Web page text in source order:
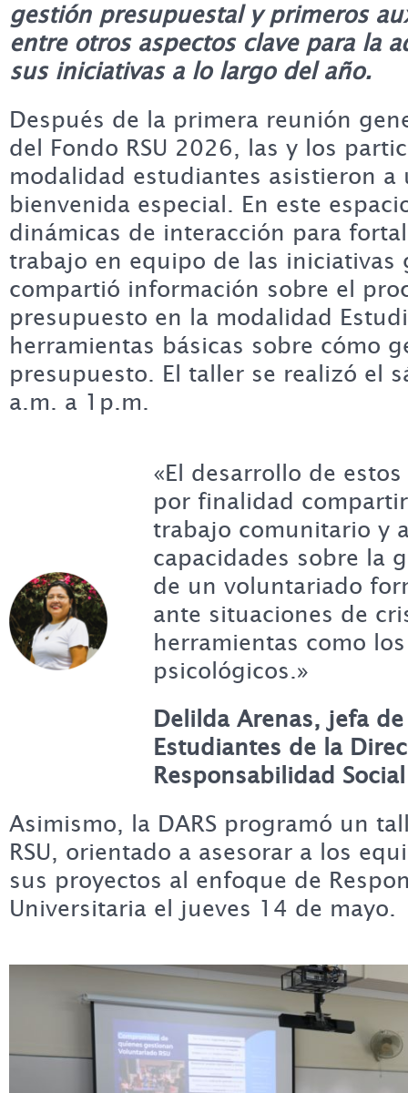
gestión presupuestal y primeros
entre otros aspectos clave para la
sus iniciativas a lo largo del año.
Después de la primera reunión
del Fondo RSU 2026, las y los
modalidad estudiantes asistieron a
bienvenida especial. En este
dinámicas de interacción para
trabajo en equipo de las iniciativas
compartió información sobre el
presupuesto en la modalidad
herramientas básicas sobre cómo
presupuesto. El taller se realizó el
a.m. a 1p.m.
«El desarrollo de
por finalidad
trabajo comunitario y
capacidades sobre la
de un voluntariado
ante situaciones de
herramientas como
psicológicos.»
Delilda Arenas, jefa
Estudiantes de la
Responsabilidad Social
Asimismo, la DARS programó un
RSU, orientado a asesorar a los
sus proyectos al enfoque de
Universitaria el jueves 14 de mayo.